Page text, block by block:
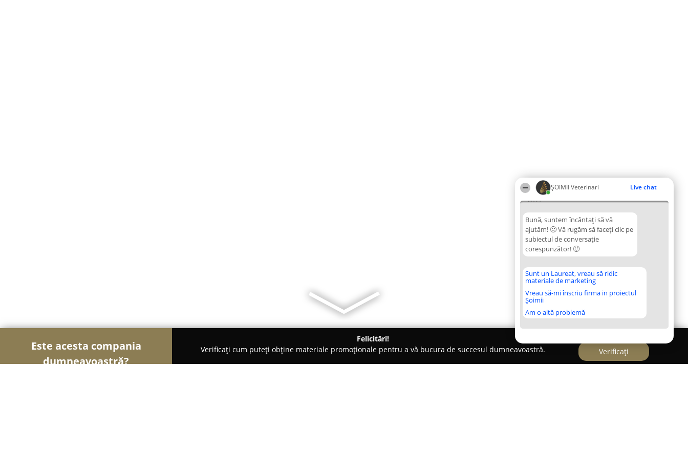
ȘOIMII Veterinari Live chat
08:21
Bună, suntem încântați să vă
ajutăm! 🙂 Vă rugăm să faceți clic pe
subiectul de conversație
corespunzător! 🙂
Sunt un Laureat, vreau să ridic
materiale de marketing
Vreau să-mi înscriu firma in proiectul
Șoimii
Am o altă problemă
Este acesta compania
dumneavoastră?
Felicitări!
Verificați cum puteți obține materiale promoționale pentru a vă bucura de succesul dumneavoastră.
Verificați